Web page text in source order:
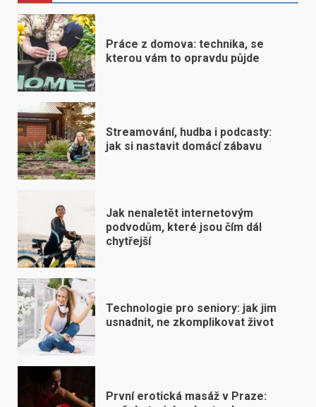
Práce z domova: technika, se
kterou vám to opravdu půjde
Streamování, hudba i podcasty:
jak si nastavit domácí zábavu
Jak nenaletět internetovým
podvodům, které jsou čím dál
chytřejší
Technologie pro seniory: jak jim
usnadnit, ne zkomplikovat život
První erotická masáž v Praze: